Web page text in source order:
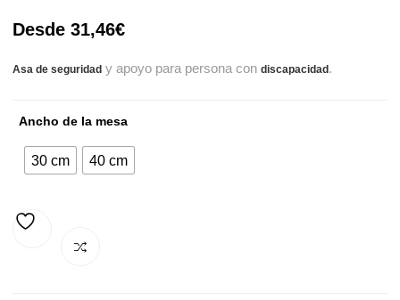
Desde 31,46€
Asa de seguridad y apoyo para persona condiscapacidad.
Ancho de la mesa
30 cm 40 cm